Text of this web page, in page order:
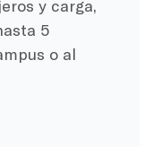
y carga,
5
o al